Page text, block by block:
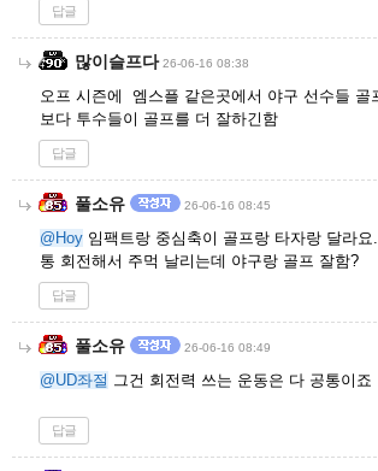
답글
많이슬프다 26-06-16 08:38
오프 시즌에 엠스플 같은곳에서 야구 선수들 골
보다 투수들이 골프를 더 잘하긴함
답글
풀소유 26-06-16 08:45
@Hoy 임팩트랑 중심축이 골프랑 타자랑 달라
통 회전해서 주먹 날리는데 야구랑 골프 잘함?
답글
풀소유 26-06-16 08:49
@UD좌절 그건 회전력 쓰는 운동은 다 공통이죠
답글